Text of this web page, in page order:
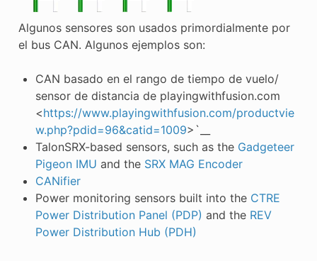
Algunos sensores son usados primordialmente por
el bus CAN. Algunos ejemplos son:
CAN basado en el rango de tiempo de vuelo/
sensor de distancia de playingwithfusion.com
<https://www.playingwithfusion.com/productvie
w.php?pdid=96&catid=1009>`__
TalonSRX-based sensors, such as the Gadgeteer
Pigeon IMU and the SRX MAG Encoder
CANifier
Power monitoring sensors built into the CTRE
Power Distribution Panel (PDP) and the REV
Power Distribution Hub (PDH)